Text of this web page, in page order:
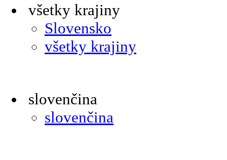
všetky krajiny
Slovensko
všetky krajiny
slovenčina
slovenčina